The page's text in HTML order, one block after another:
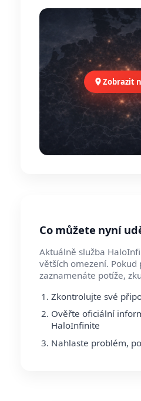
Zobrazit
Co můžete nyní
Aktuálně služba
větších omezení. Pokud
zaznamenáte potíže,
Zkontrolujte své
Ověřte oficiální
HaloInfinite
Nahlaste problém,